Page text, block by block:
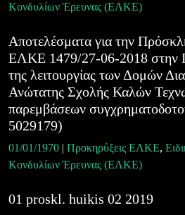
Κονδυλίων Έρευνας (ΕΛΚΕ)
Αποτελέσματα για την
ΕΛΚΕ 1479/27-06-2018 στην
της λειτουργίας των Δομών
Ανώτατης Σχολής Καλών
παρεμβάσεων
5029179)
01/01/1970 | Προκηρύξεις ΕΛΚΕ,
Κονδυλίων Έρευνας (ΕΛΚΕ)
01 proskl. huikis 02 2019